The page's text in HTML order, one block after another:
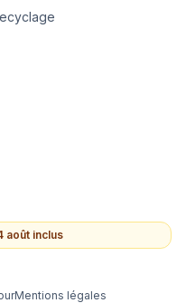
août inclus
Mentions légales